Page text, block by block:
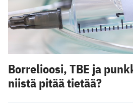
Borrelioosi, TBE ja
niistä pitää tietää?